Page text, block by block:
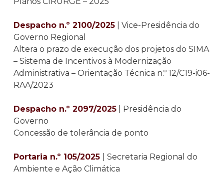
Despacho n.º 2100/2025| Vice-Presidência do
Governo Regional
Altera o prazo de execução dos projetos do SIMA
– Sistema de Incentivos à Modernização
Administrativa – Orientação Técnica n.º 12/C19-i06-
RAA/2023
Despacho n.º 2097/2025| Presidência do
Governo
Concessão de tolerância de ponto
Portaria n.º 105/2025
| Secretaria Regional do
Ambiente e Ação Climática